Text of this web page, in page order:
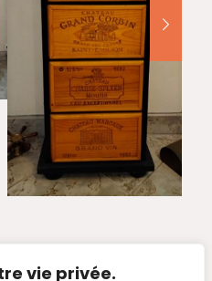
vie privée.